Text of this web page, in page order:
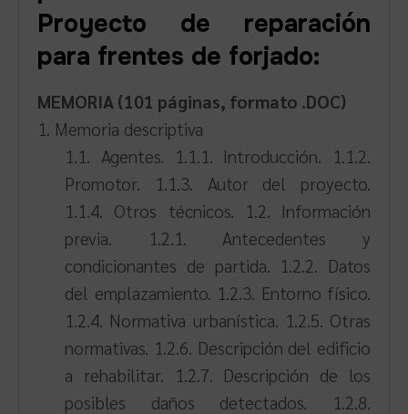
Proyecto de reparación
para frentes de forjado:
MEMORIA (101 páginas, formato .DOC)
1. Memoria descriptiva
1.1. Agentes. 1.1.1. Introducción. 1.1.2.
Promotor. 1.1.3. Autor del proyecto.
1.1.4. Otros técnicos. 1.2. Información
previa. 1.2.1. Antecedentes y
condicionantes de partida. 1.2.2. Datos
del emplazamiento. 1.2.3. Entorno físico.
1.2.4. Normativa urbanística. 1.2.5. Otras
normativas. 1.2.6. Descripción del edificio
a rehabilitar. 1.2.7. Descripción de los
posibles daños detectados. 1.2.8.